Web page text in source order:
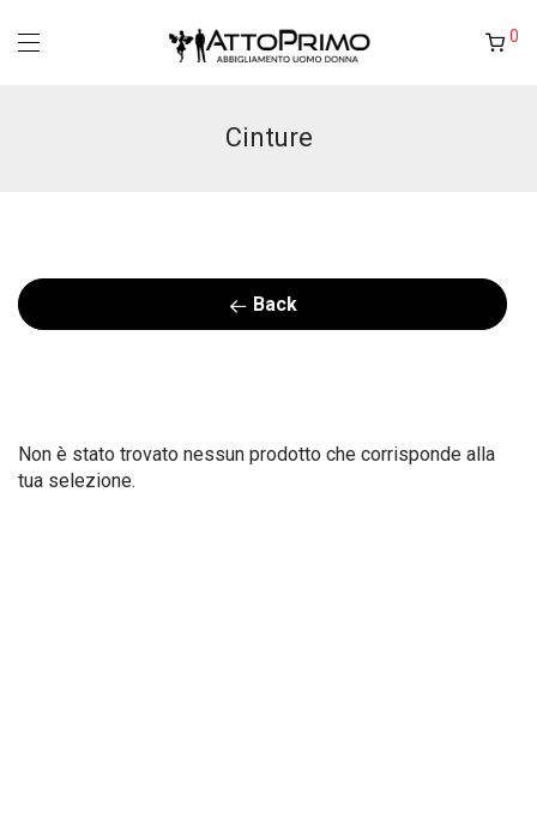
0
Cinture
Back
Non è stato trovato nessun prodotto che corrisponde alla
tua selezione.